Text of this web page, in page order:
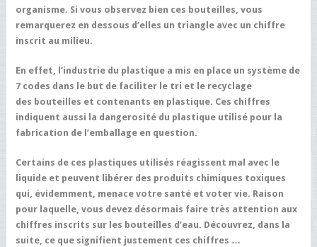
organisme. Si vous observez bien ces bouteilles, vous
remarquerez en dessous d’elles un triangle avec un chiffre
inscrit au milieu.
En effet, l’industrie du plastique a mis en place un système de
7 codes dans le but de faciliter le tri et le recyclage
des bouteilles et contenants en plastique. Ces chiffres
indiquent aussi la dangerosité du plastique utilisé pour la
fabrication de l’emballage en question.
Certains de ces plastiques utilisés réagissent mal avec le
liquide et peuvent libérer des produits chimiques toxiques
qui, évidemment, menace votre santé et voter vie. Raison
pour laquelle, vous devez désormais faire très attention aux
chiffres inscrits sur les bouteilles d’eau. Découvrez, dans la
suite, ce que signifient justement ces chiffres …